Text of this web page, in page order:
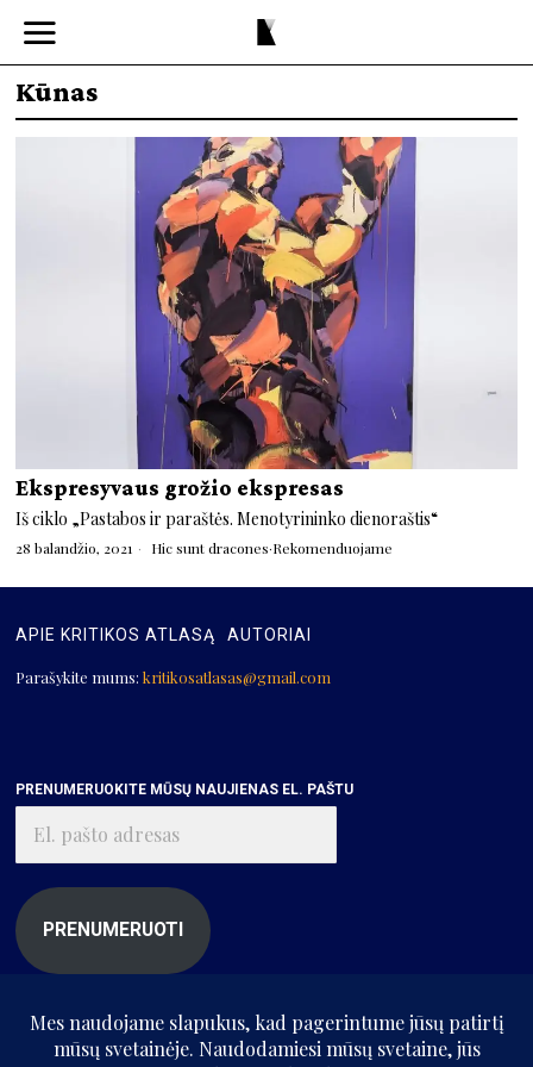
Kūnas
Ekspresyvaus grožio ekspresas
Iš ciklo „Pastabos ir paraštės. Menotyrininko dienoraštis“
28 balandžio, 2021 Hic sunt dracones·Rekomenduojame
APIE KRITIKOS ATLASĄ AUTORIAI
Parašykite mums:kritikosatlasas@gmail.com
PRENUMERUOKITE MŪSŲ NAUJIENAS EL. PAŠTU
pašto
adresas
PRENUMERUOTI